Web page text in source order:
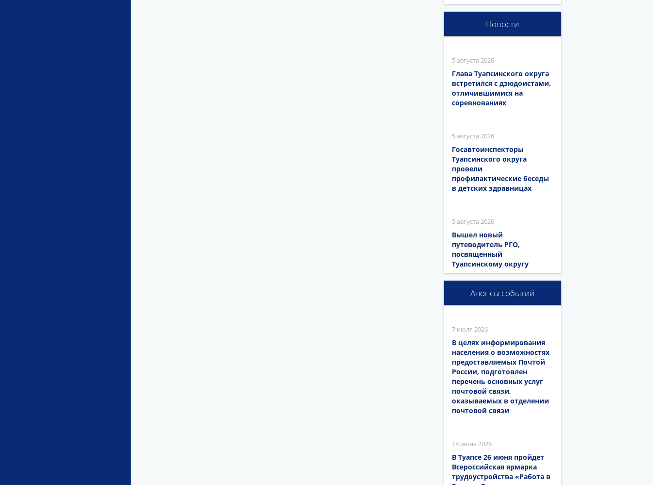
Новости
5 августа 2026
Глава Туапсинского округа
встретился с дзюдоистами,
отличившимися на
соревнованиях
5 августа 2026
Госавтоинспекторы
Туапсинского округа
провели
профилактические беседы
в детских здравницах
5 августа 2026
Вышел новый
путеводитель РГО,
посвященный
Туапсинскому округу
Анонсы событий
7 июля 2026
В целях информирования
населения о возможностях
предоставляемых Почтой
России, подготовлен
перечень основных услуг
почтовой связи,
оказываемых в отделении
почтовой связи
18 июня 2026
В Туапсе 26 июня пройдет
Всероссийская ярмарка
трудоустройства «Работа в